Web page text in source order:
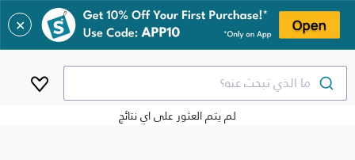
✕
ما الذي تبحث عنه؟
لم يتم العثور على اي نتائج